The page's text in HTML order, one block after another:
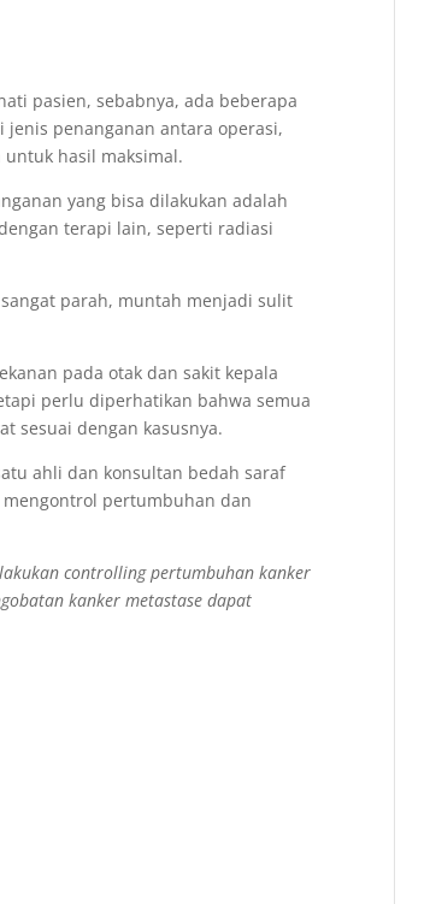
pasien, sebabnya, ada beberapa
penanganan antara operasi,
hasil maksimal.
yang bisa dilakukan adalah
terapi lain, seperti radiasi
parah, muntah menjadi sulit
pada otak dan sakit kepala
perlu diperhatikan bahwa semua
sesuai dengan kasusnya.
ahli dan konsultan bedah saraf
mengontrol pertumbuhan dan
controlling pertumbuhan kanker
kanker metastase dapat